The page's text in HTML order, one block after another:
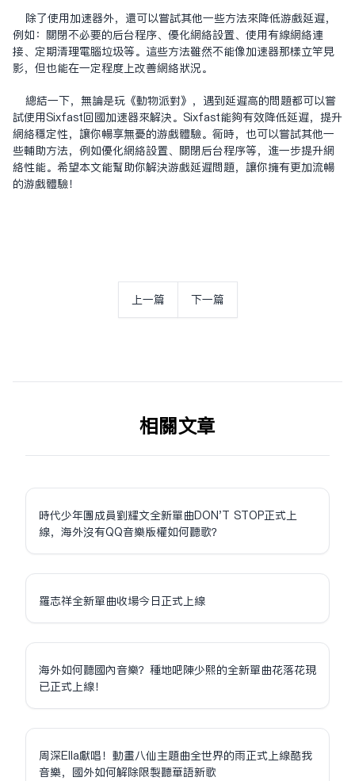
除了使用加速器外，还可以尝试其他一些方法来降低游戏延迟，
例如：关闭不必要的后台程序、优化网络设置、使用有线网络连
接、定期清理电脑垃圾等。这些方法虽然不能像加速器那样立竿见
影，但也能在一定程度上改善网络状况。
总结一下，无论是玩《动物派对》，遇到延迟高的问题都可以尝
试使用Sixfast回国加速器来解决。Sixfast能够有效降低延迟，提升
网络稳定性，让你畅享无忧的游戏体验。同时，也可以尝试其他一
些辅助方法，例如优化网络设置、关闭后台程序等，进一步提升网
络性能。希望本文能帮助你解决游戏延迟问题，让你拥有更加流畅
的游戏体验！
上一篇 下一篇
相关文章
時代少年團成員劉耀文全新單曲DON'T STOP正式上
線，海外沒有QQ音樂版權如何聽歌？
羅志祥全新單曲收場今日正式上線
海外如何聽國內音樂？種地吧陳少熙的全新單曲花落花現
已正式上線！
周深Ella獻唱！動畫八仙主題曲全世界的雨正式上線酷我
音樂，國外如何解除限制聽華語新歌